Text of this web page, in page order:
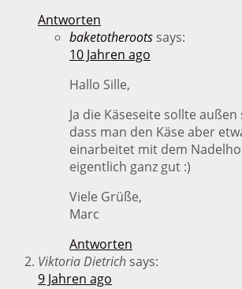
Antworten
baketotheroots says:
10 Jahren ago
Hallo Sille,
Ja die Käseseite sollte
dass man den Käse aber
einarbeitet mit dem
eigentlich ganz gut :)
Viele Grüße,
Marc
Antworten
Viktoria Dietrich says:
9 Jahren ago